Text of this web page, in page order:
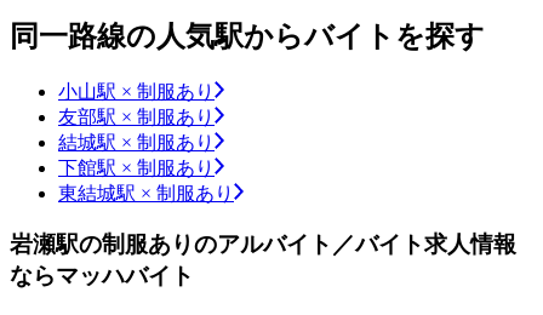
同一路線の人気駅からバイトを探す
小山駅 × 制服あり
友部駅 × 制服あり
結城駅 × 制服あり
下館駅 × 制服あり
東結城駅 × 制服あり
岩瀬駅の制服ありのアルバイト／バイト求人情報
ならマッハバイト